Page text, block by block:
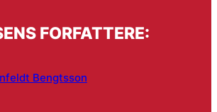
FORFATTERE:
Bengtsson